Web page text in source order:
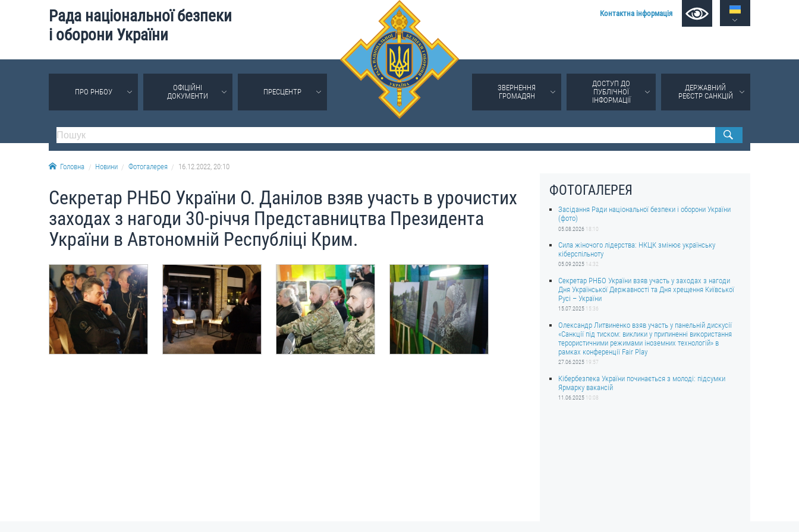
Рада національної безпеки
і оборони України
Контактна інформація
ПРО РНБОУ
ОФІЦІЙНІ
ДОКУМЕНТИ
ПРЕСЦЕНТР
ЗВЕРНЕННЯ
ГРОМАДЯН
ДОСТУП ДО
ПУБЛІЧНОЇ
ІНФОРМАЦІЇ
ДЕРЖАВНИЙ
РЕЄСТР САНКЦІЙ
Головна Новини Фотогалерея 16.12.2022, 20:10
Секретар РНБО України О. Данілов взяв участь в урочистих
заходах з нагоди 30-річчя Представництва Президента
України в Автономній Республіці Крим.
ФОТОГАЛЕРЕЯ
Засідання Ради національної безпеки і оборони України
(фото)
05.08.2026 18:10
Сила жіночого лідерства: НКЦК змінює українську
кіберспільноту
05.09.2025 14:32
Секретар РНБО України взяв участь у заходах з нагоди
Дня Української Державності та Дня хрещення Київської
Русі – України
15.07.2025 15:36
Олександр Литвиненко взяв участь у панельній дискусії
«Санкції під тиском: виклики у припиненні використання
терористичними режимами іноземних технологій» в
рамках конференції Fair Play
27.06.2025 19:57
Кібербезпека України починається з молоді: підсумки
Ярмарку вакансій
11.06.2025 10:08